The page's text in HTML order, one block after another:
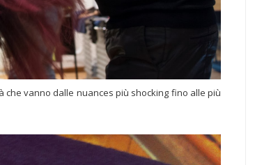
vanno dalle nuances più shocking fino alle più